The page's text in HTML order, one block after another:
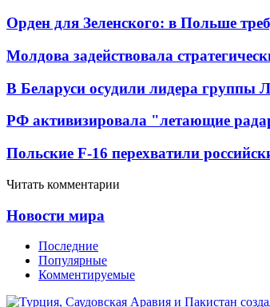
Орден для Зеленского: в Польше
Молдова задействовала
В Беларуси осудили лидера группы
РФ активизировала "летающие
Польские F-16 перехватили
Читать комментарии
Новости мира
Последние
Популярные
Комментируемые